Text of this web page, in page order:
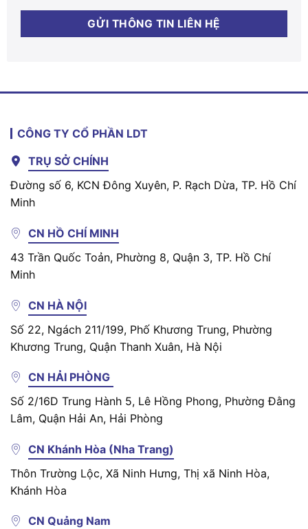
CÔNG TY CỔ PHẦN LDT
TRỤ SỞ CHÍNH
Đường số 6, KCN Đông Xuyên, P. Rạch Dừa, TP. Hồ Chí
Minh
CN HỒ CHÍ MINH
43 Trần Quốc Toản, Phường 8, Quận 3, TP. Hồ Chí
Minh
CN HÀ NỘI
Số 22, Ngách 211/199, Phố Khương Trung, Phường
Khương Trung, Quận Thanh Xuân, Hà Nội
CN HẢI PHÒNG
Số 2/16D Trung Hành 5, Lê Hồng Phong, Phường Đằng
Lâm, Quận Hải An, Hải Phòng
CN Khánh Hòa (Nha Trang)
Thôn Trường Lộc, Xã Ninh Hưng, Thị xã Ninh Hòa,
Khánh Hòa
CN Quảng Nam